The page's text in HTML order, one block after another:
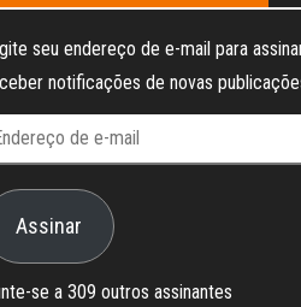
seu endereço de e-mail para
notificações de novas
Assinar
se a 309 outros assinantes